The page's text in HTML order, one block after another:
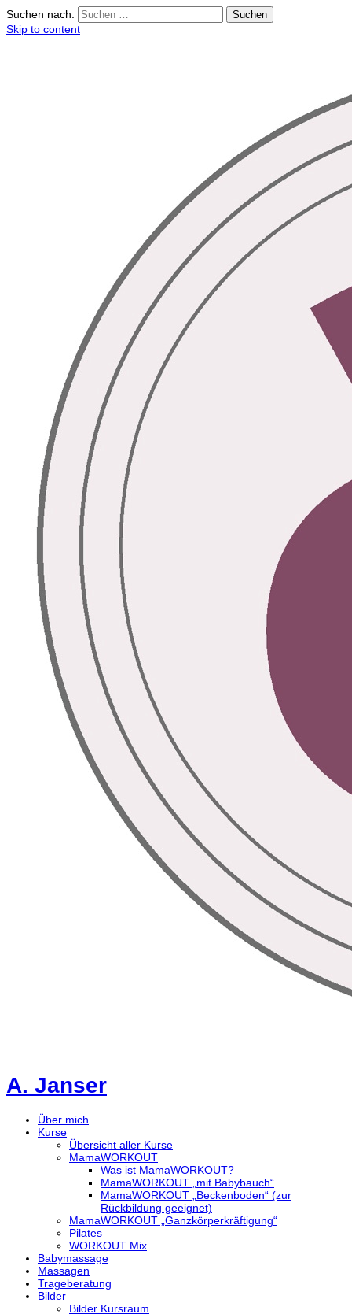
Suchen nach:
Skip to content
A. Janser
Über mich
Kurse
Übersicht aller Kurse
MamaWORKOUT
Was ist MamaWORKOUT?
MamaWORKOUT „mit Babybauch“
MamaWORKOUT „Beckenboden“ (zur
Rückbildung geeignet)
MamaWORKOUT „Ganzkörperkräftigung“
Pilates
WORKOUT Mix
Babymassage
Massagen
Trageberatung
Bilder
Bilder Kursraum